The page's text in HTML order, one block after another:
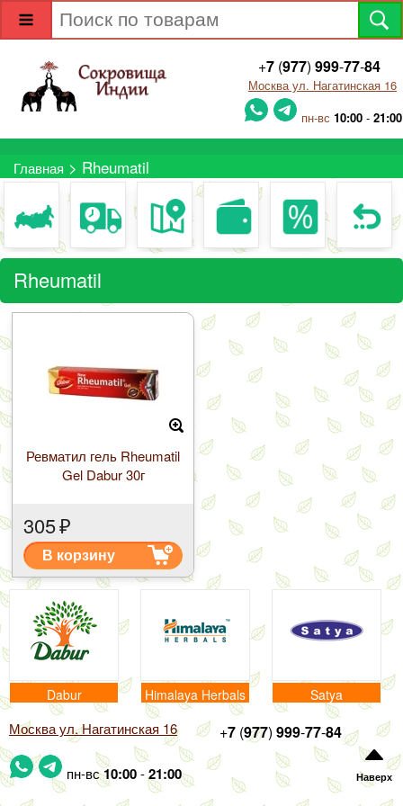
Наверх
+7(977) 999-77-84
Москва ул. Нагатинская 16
пн-вс 10:00 -21:00
Главная > Rheumatil
Rheumatil
Ревматил гель Rheumatil
Gel Dabur 30г
305₽
В корзину
Dabur Himalaya Herbals Satya
+7 (977) 999-77-84
Москва ул. Нагатинская 16
пн-вс10:00-21:00